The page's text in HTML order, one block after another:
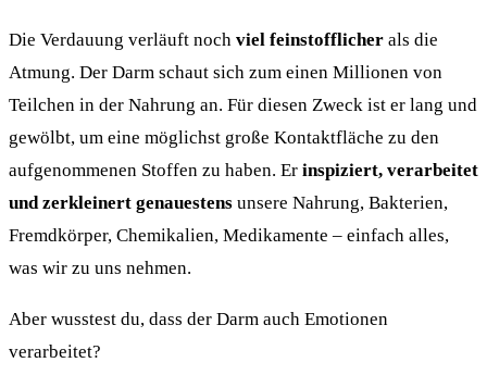
Die Verdauung verläuft noch viel feinstofflicher als die
Atmung. Der Darm schaut sich zum einen Millionen von
Teilchen in der Nahrung an. Für diesen Zweck ist er lang und
gewölbt, um eine möglichst große Kontaktfläche zu den
aufgenommenen Stoffen zu haben. Er inspiziert, verarbeitet
und zerkleinert genauestens unsere Nahrung, Bakterien,
Fremdkörper, Chemikalien, Medikamente – einfach alles,
was wir zu uns nehmen.
Aber wusstest du, dass der Darm auch Emotionen
verarbeitet?